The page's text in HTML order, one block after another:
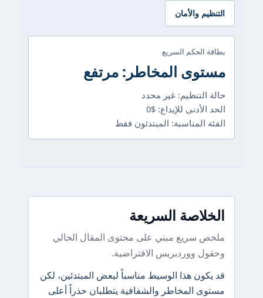
التنظيم والأمان
بطاقة الحكم السريع
مستوى المخاطر: مرتفع
حالة التنظيم: غير محدد
الحد الأدنى للإيداع: $0
الفئة المناسبة: المبتدئون فقط
الخلاصة السريعة
ملخص سريع مبني على محتوى المقال الحالي
وحقول ووردبريس الافتراضية.
قد يكون هذا الوسيط مناسباً لبعض المبتدئين، لكن
مستوى المخاطر والشفافية يتطلبان حذراً أعلى